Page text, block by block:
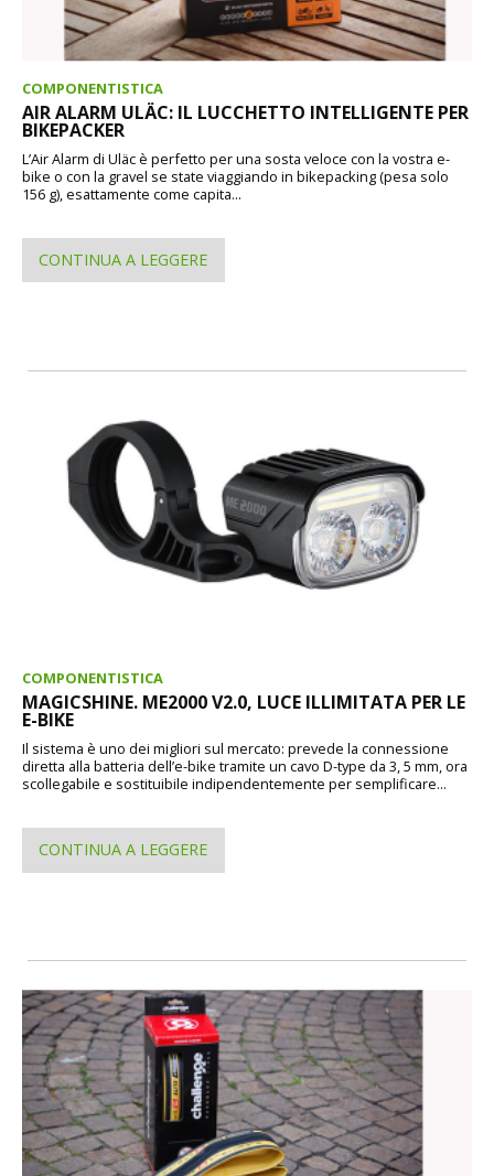
COMPONENTISTICA
AIR ALARM ULÄC: IL LUCCHETTO INTELLIGENTE PER
BIKEPACKER
L’Air Alarm di Uläc è perfetto per una sosta veloce con la vostra e-
bike o con la gravel se state viaggiando in bikepacking (pesa solo
156 g), esattamente come capita...
CONTINUA A LEGGERE
COMPONENTISTICA
MAGICSHINE. ME2000 V2.0, LUCE ILLIMITATA PER LE
E-BIKE
Il sistema è uno dei migliori sul mercato: prevede la connessione
diretta alla batteria dell’e-bike tramite un cavo D-type da 3, 5 mm, ora
scollegabile e sostituibile indipendentemente per semplificare...
CONTINUA A LEGGERE